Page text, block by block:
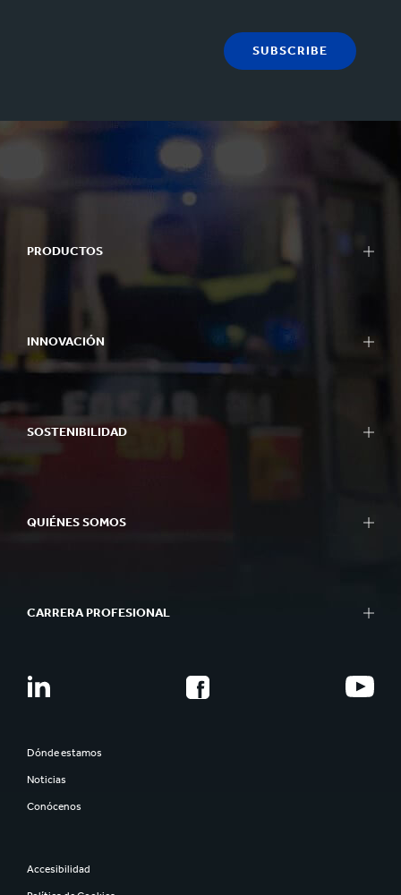
SUBSCRIBE
PRODUCTOS
INNOVACIÓN
SOSTENIBILIDAD
QUIÉNES SOMOS
CARRERA PROFESIONAL
Dónde estamos
Noticias
Conócenos
Accesibilidad